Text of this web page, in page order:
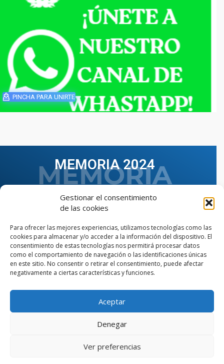
Gestionar el consentimiento
de las cookies
Para ofrecer las mejores experiencias, utilizamos tecnologías como las
cookies para almacenar y/o acceder a la información del dispositivo. El
consentimiento de estas tecnologías nos permitirá procesar datos
como el comportamiento de navegación o las identificaciones únicas
en este sitio. No consentir o retirar el consentimiento, puede afectar
negativamente a ciertas características y funciones.
Aceptar
Denegar
Ver preferencias
PINCHA PARA UNIRTE
MEMORIA 2024
VER TODAS LAS MEMORIAS
© Copyright © 2023 AIIAOC - Asociación Territorial de
Ingenieros Industriales de Andalucía Occidental. Página